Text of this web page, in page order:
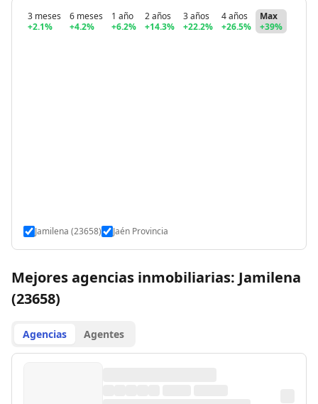
3 meses
+2.1%
6 meses
+4.2%
1 año
+6.2%
2 años
+14.3%
3 años
+22.2%
4 años
+26.5%
Max
+39%
Jamilena (23658) Jaén Provincia
Mejores agencias inmobiliarias: Jamilena
(23658)
Agencias Agentes